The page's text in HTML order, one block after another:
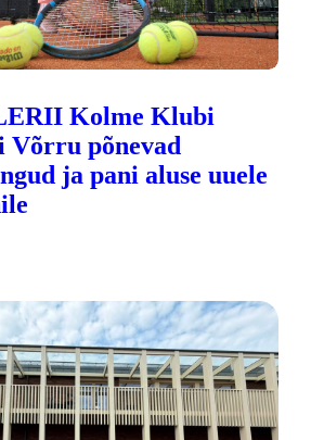
Kolme Klubi
Võrru põnevad
ja pani aluse uuele